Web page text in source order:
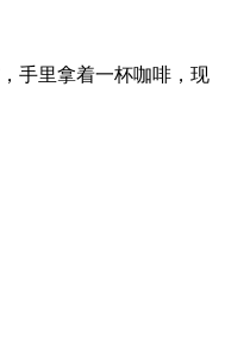
手里拿着一杯咖啡，现